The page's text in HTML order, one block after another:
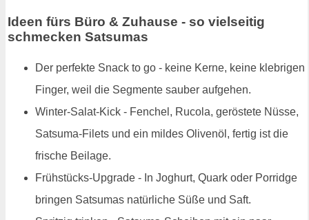
Ideen fürs Büro & Zuhause - so vielseitig
schmecken Satsumas
Der perfekte Snack to go - keine Kerne, keine klebrigen
Finger, weil die Segmente sauber aufgehen.
Winter-Salat-Kick - Fenchel, Rucola, geröstete Nüsse,
Satsuma-Filets und ein mildes Olivenöl, fertig ist die
frische Beilage.
Frühstücks-Upgrade - In Joghurt, Quark oder Porridge
bringen Satsumas natürliche Süße und Saft.